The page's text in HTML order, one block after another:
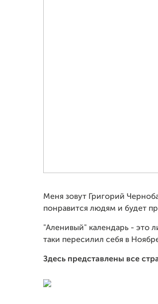
Меня зовут Григорий
понравится людям и будет
"Аленивый" календарь - это
таки пересилил себя в
Здесь представлены все